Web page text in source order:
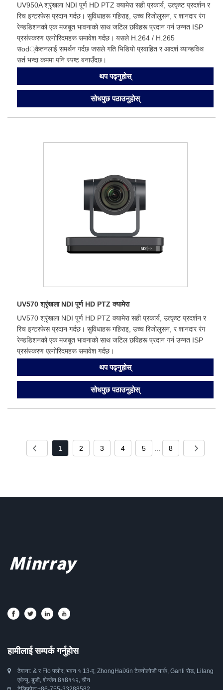
UV950A श्रृंखला NDI पूर्ण HD PTZ क्यामेरा सही प्रकार्य, उत्कृष्ट प्रदर्शन र
रिच इन्टरफेस प्रदान गर्दछ। सुविधाहरू गहिराइ, उच्च रिजोलुसन, र शानदार रंग
रेन्डडिशनको एक मजबूत भावनाको साथ जटिल छविहरू प्रदान गर्न उन्नत ISP
प्रसंस्करण एल्गोरिदमहरू समावेश गर्दछ। यसले H.264 / H.265
सod्केतनलाई समर्थन गर्दछ जसले गति भिडियो प्रवाहित र आदर्श ब्यान्डविथ
सर्त भन्दा कममा पनि स्पष्ट बनाउँदछ।
थप पढ्नुहोस्
सोधपुछ पठाउनुहोस्
UV570 श्रृंखला NDI पूर्ण HD PTZ क्यामेरा
UV570 श्रृंखला NDI पूर्ण HD PTZ क्यामेरा सही प्रकार्य, उत्कृष्ट प्रदर्शन र
रिच इन्टरफेस प्रदान गर्दछ। सुविधाहरू गहिराइ, उच्च रिजोलुसन, र शानदार रंग
रेन्डडिशनको एक मजबूत भावनाको साथ जटिल छविहरू प्रदान गर्न उन्नत ISP
प्रसंस्करण एल्गोरिदमहरू समावेश गर्दछ।
थप पढ्नुहोस्
सोधपुछ पठाउनुहोस्
1 2 3 4 5 8
हामीलाई सम्पर्क गर्नुहोस
ठेगाना: & र Flo फ्लोर, भवन १ 13-ए, ZhongHaiXin टेक्नोलोजी पार्क, Ganli रोड, Lilang
एवेन्यू, बुजी, शेन्जेन 8१8११२, चीन